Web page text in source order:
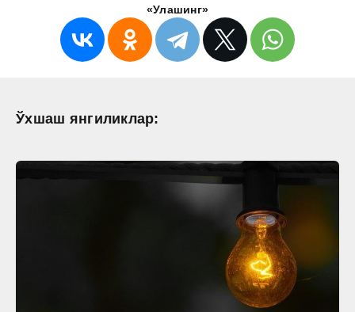
«Улашинг»
Ўхшаш янгиликлар: